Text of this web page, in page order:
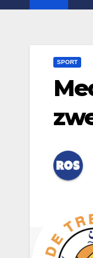
SPORT